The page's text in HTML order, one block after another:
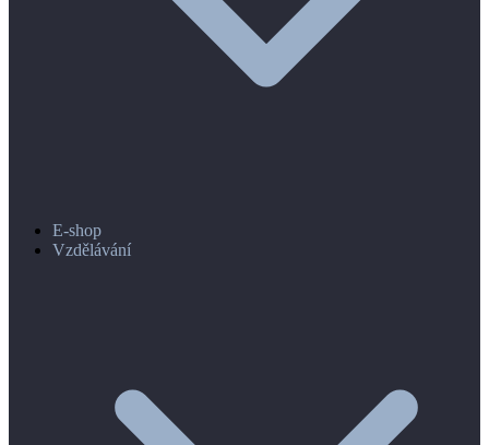
E-shop
Vzdělávání